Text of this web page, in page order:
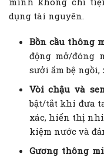
dụng tài nguyên.
Bồn cầu thông
động mở/đóng
sưởi ấm bệ
Vòi chậu và
bật/tắt khi đưa
xác, hiển thị
kiệm nước và
Gương thông